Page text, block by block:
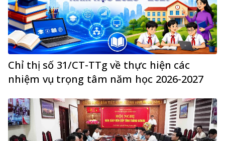
Chỉ thị số 31/CT-TTg về thực hiện các
nhiệm vụ trọng tâm năm học 2026-2027